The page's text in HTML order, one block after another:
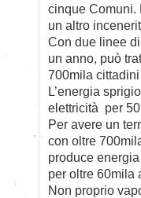
cinque Comuni.
un altro
Con due linee
un anno, può
700mila
L’energia
elettricità per
Per avere un
con oltre
produce
per oltre 60mila
Non proprio